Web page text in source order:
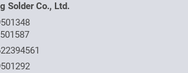
Solder Co., Ltd.